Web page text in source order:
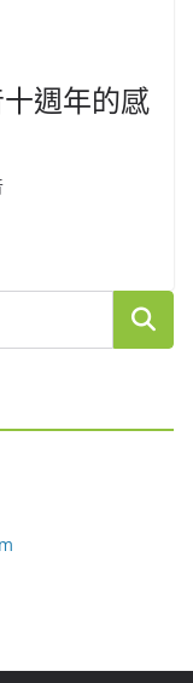
週年的感